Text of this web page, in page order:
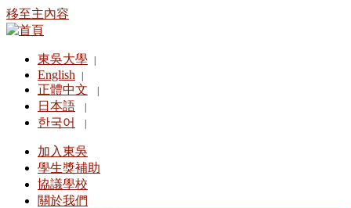
移至主內容
東吳大學
English
正體中文
日本語
한국어
加入東吳
學生獎補助
協議學校
關於我們